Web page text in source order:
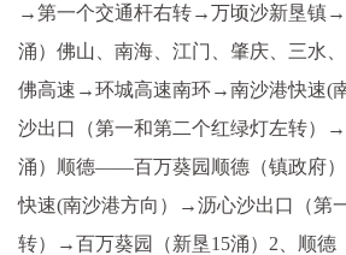
→第一个交通杆右转→万顷沙新垦镇→
涌）佛山、南海、江门、肇庆、三水
佛高速→环城高速南环→南沙港快速(
沙出口（第一和第二个红绿灯左转）
涌）顺德——百万葵园顺德（镇政府
快速(南沙港方向）→沥心沙出口（第
转）→百万葵园（新垦15涌）2、顺德